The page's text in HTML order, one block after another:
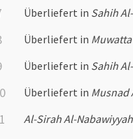
Überliefert in Sahih
Überliefert in
Überliefert in Sahih
Überliefert in Musnad
Al-Sirah Al-Nabawiyyah